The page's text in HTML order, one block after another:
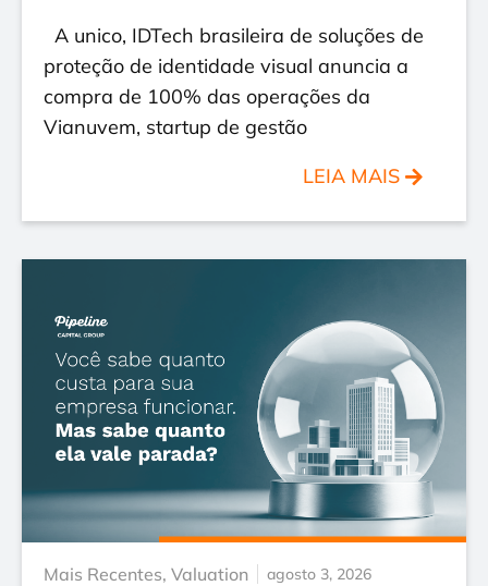
A unico, IDTech brasileira de soluções de
proteção de identidade visual anuncia a
compra de 100% das operações da
Vianuvem, startup de gestão
LEIA MAIS
Mais Recentes, Valuation agosto 3, 2026